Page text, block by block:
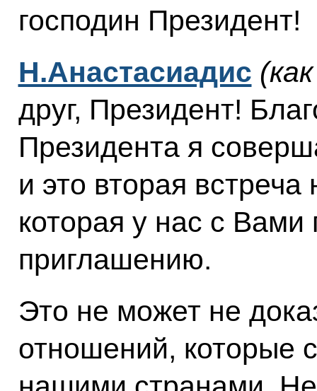
господин Президент!
Н.Анастасиадис
друг, Президент!
Президента я
и это вторая
которая у нас с
приглашению.
Это не может не
отношений, которые